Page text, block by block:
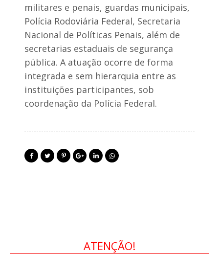
militares e penais, guardas municipais,
Polícia Rodoviária Federal, Secretaria
Nacional de Políticas Penais, além de
secretarias estaduais de segurança
pública. A atuação ocorre de forma
integrada e sem hierarquia entre as
instituições participantes, sob
coordenação da Polícia Federal.
ATENÇÃO!